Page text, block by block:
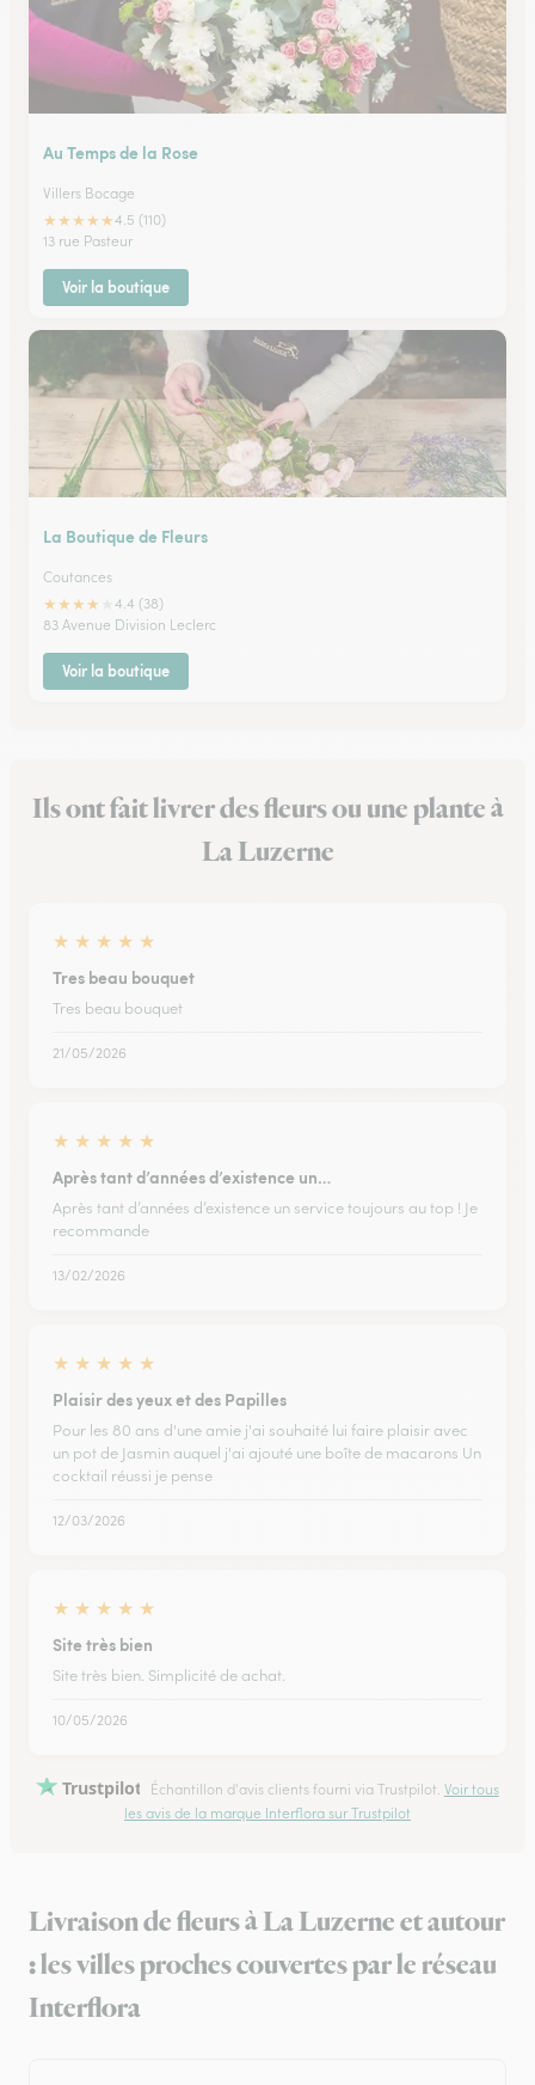
Au Temps de la Rose
Villers Bocage
★★★★★4.5 (110)
13 rue Pasteur
Voir la boutique
La Boutique de Fleurs
Coutances
★★★★
4.4 (38)
83 Avenue Division Leclerc
Voir la boutique
Ils ont fait livrer des fleurs ou une plante à
La Luzerne
★ ★ ★ ★ ★
Tres beau bouquet
Tres beau bouquet
21/05/2026
★ ★ ★ ★ ★
Après tant d’années d’existence un…
Après tant d’années d’existence un service toujours au top ! Je
recommande
13/02/2026
★ ★ ★ ★ ★
Plaisir des yeux et des Papilles
Pour les 80 ans d'une amie j'ai souhaité lui faire plaisir avec
un pot de Jasmin auquel j'ai ajouté une boîte de macarons Un
cocktail réussi je pense
12/03/2026
★ ★ ★ ★ ★
Site très bien
Site très bien. Simplicité de achat.
10/05/2026
Trustpilot Échantillon d'avis clients fourni via Trustpilot. Voir tous
les avis de la marque Interflora sur Trustpilot
Livraison de fleurs à La Luzerne et autour
: les villes proches couvertes par le réseau
Interflora